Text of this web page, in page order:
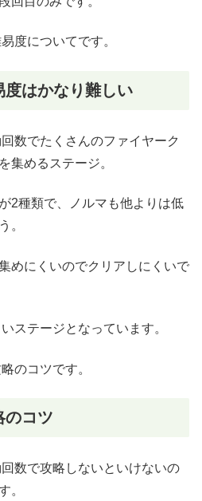
度についてです。
度はかなり難しい
数でたくさんのファイヤーク
集めるステージ。
2種類で、ノルマも他よりは低
。
めにくいのでクリアしにくいで
ステージとなっています。
のコツです。
のコツ
数で攻略しないといけないの
。